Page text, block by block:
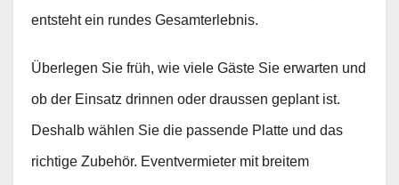
entsteht ein rundes Gesamterlebnis.
Überlegen Sie früh, wie viele Gäste Sie erwarten und
ob der Einsatz drinnen oder draussen geplant ist.
Deshalb wählen Sie die passende Platte und das
richtige Zubehör. Eventvermieter mit breitem